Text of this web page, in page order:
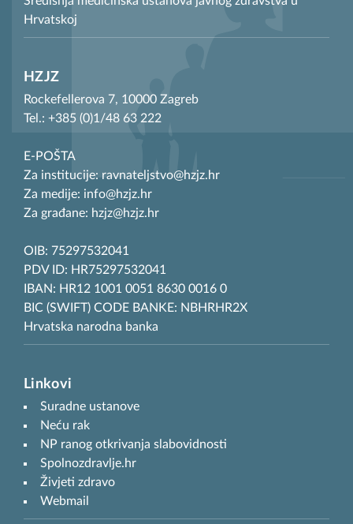
Hrvatskoj
HZJZ
Rockefellerova 7, 10000 Zagreb
Tel.: +385 (0)1/48 63 222
E-POŠTA
Za institucije: ravnateljstvo@hzjz.hr
Za medije: info@hzjz.hr
Za građane: hzjz@hzjz.hr
OIB: 75297532041
PDV ID: HR75297532041
IBAN: HR12 1001 0051 8630 0016 0
BIC (SWIFT) CODE BANKE: NBHRHR2X
Hrvatska narodna banka
Linkovi
Suradne ustanove
Neću rak
NP ranog otkrivanja slabovidnosti
Spolnozdravlje.hr
Živjeti zdravo
Webmail